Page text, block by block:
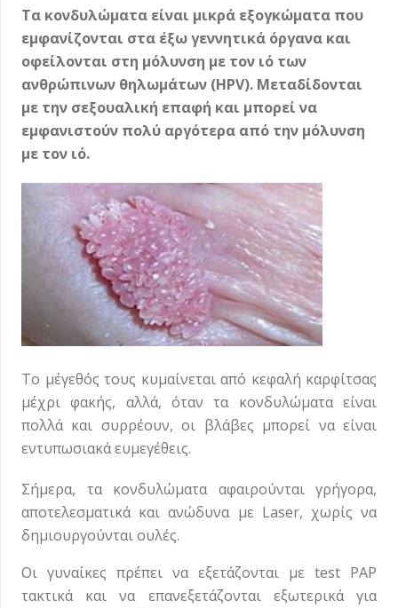
Τα κονδυλώματα είναι μικρά εξογκώματα που
εμφανίζονται στα έξω γεννητικά όργανα και
οφείλονται στη μόλυνση με τον ιό των
ανθρώπινων θηλωμάτων (HPV). Μεταδίδονται
με την σεξουαλική επαφή και μπορεί να
εμφανιστούν πολύ αργότερα από την μόλυνση
με τον ιό.
Το μέγεθός τους κυμαίνεται από κεφαλή καρφίτσας
μέχρι φακής, αλλά, όταν τα κονδυλώματα είναι
πολλά και συρρέουν, οι βλάβες μπορεί να είναι
εντυπωσιακά ευμεγέθεις.
Σήμερα, τα κονδυλώματα αφαιρούνται γρήγορα,
αποτελεσματικά και ανώδυνα με Laser, χωρίς να
δημιουργούνται ουλές.
Οι γυναίκες πρέπει να εξετάζονται με test PAP
τακτικά και να επανεξετάζονται εξωτερικά για